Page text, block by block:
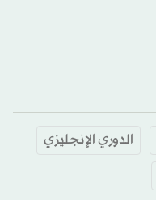
الدوري الإنجليزي